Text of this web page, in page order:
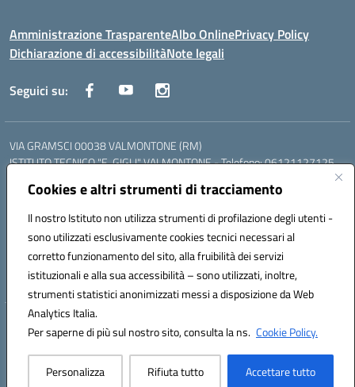
Cookies e altri strumenti di tracciamento
Il nostro Istituto non utilizza strumenti di profilazione degli utenti -
sono utilizzati esclusivamente cookies tecnici necessari al
corretto funzionamento del sito, alla fruibilità dei servizi
istituzionali e alla sua accessibilità – sono utilizzati, inoltre,
strumenti statistici anonimizzati messi a disposizione da Web
Analytics Italia.
Per saperne di più sul nostro sito, consulta la ns. Cookie Policy.
Personalizza Rifiuta tutto Accettare tutto
Amministrazione TrasparenteAlbo OnlinePrivacy Policy
Dichiarazione di accessibilitàNote legali
Seguici su:
VIA GRAMSCI 00038 VALMONTONE (RM)
ISTITUTO TECNICO "E. GIGLI" VALMONTONE - Telefono: 06121127125
06121126825
LICEO DELLE SCIENZE UMANE "P.L. NERVI" SEGNI - Telefono:
Mail: RMIS099002@istruzione.it - PEC: RMIS099002@pec.istruzione.it
Codice meccanografico: RMIS099002
Codice fiscale: 95036960581
Hosting & Powered by 3D Solution S.r.l.
Concept & Design by Designers Italia